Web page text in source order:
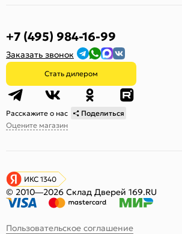
+7 (495) 984-16-99
Заказать звонок
Стать дилером
Расскажите о нас
Поделиться
Оцените магазин
ИКС 1340
© 2010—2026 Склад Дверей 169.RU
Пользовательское соглашение